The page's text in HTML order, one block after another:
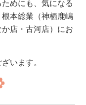
めにも、気になる
本総業（神栖鹿嶋
店・古河店）にお
います。